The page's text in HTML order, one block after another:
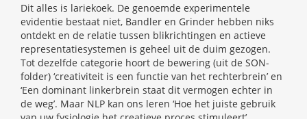
Dit alles is lariekoek. De genoemde experimentele
evidentie bestaat niet, Bandler en Grinder hebben niks
ontdekt en de relatie tussen blikrichtingen en actieve
representatiesystemen is geheel uit de duim gezogen.
Tot dezelfde categorie hoort de bewering (uit de SON-
folder) ‘creativiteit is een functie van het rechterbrein’ en
‘Een dominant linkerbrein staat dit vermogen echter in
de weg’. Maar NLP kan ons leren ‘Hoe het juiste gebruik